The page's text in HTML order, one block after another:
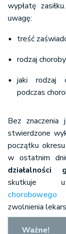
wypłatę
uwagę:
treść
rodzaj choroby
jaki rodzaj
podczas
Bez
stwierdzone
początku
w ostatnim
chorobowego
zwolnienia
Ważne!